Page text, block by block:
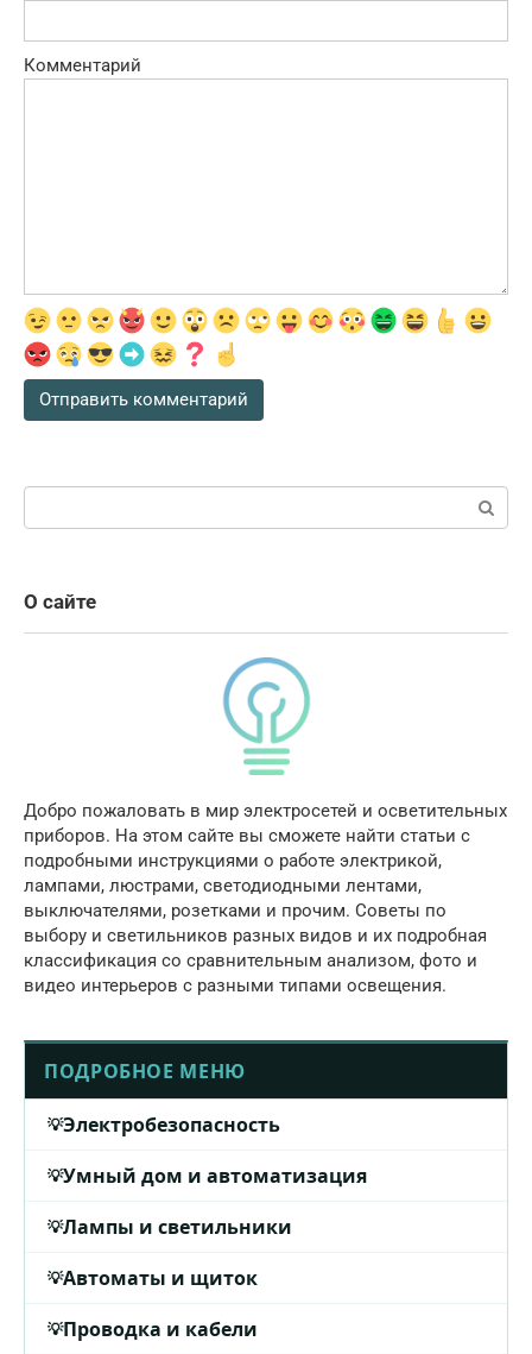
Комментарий
О сайте
Добро пожаловать в мир электросетей и осветительных
приборов. На этом сайте вы сможете найти статьи с
подробными инструкциями о работе электрикой,
лампами, люстрами, светодиодными лентами,
выключателями, розетками и прочим. Советы по
выбору и светильников разных видов и их подробная
классификация со сравнительным анализом, фото и
видео интерьеров с разными типами освещения.
ПОДРОБНОЕ МЕНЮ
Электробезопасность
Умный дом и автоматизация
Лампы и светильники
Автоматы и щиток
Проводка и кабели